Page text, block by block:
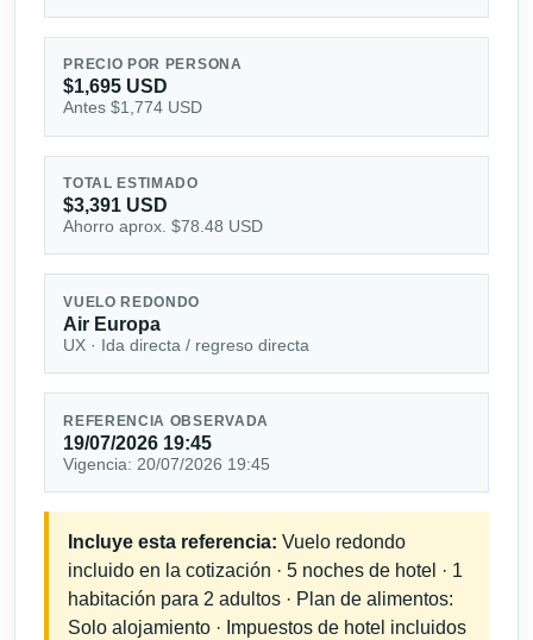
PRECIO POR PERSONA
$1,695 USD
Antes $1,774 USD
TOTAL ESTIMADO
$3,391 USD
Ahorro aprox. $78.48 USD
VUELO REDONDO
Air Europa
UX · Ida directa / regreso directa
REFERENCIA OBSERVADA
19/07/2026 19:45
Vigencia: 20/07/2026 19:45
Incluye esta referencia: Vuelo redondo
incluido en la cotización · 5 noches de hotel · 1
habitación para 2 adultos · Plan de alimentos:
Solo alojamiento · Impuestos de hotel incluidos